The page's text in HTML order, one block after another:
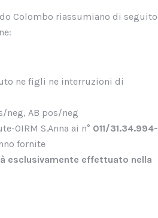
Colombo riassumiano di seguito
ne figli ne interruzioni di
neg, AB pos/neg
OIRM S.Anna ai n° 011/31.34.994-
fornite
esclusivamente effettuato nella